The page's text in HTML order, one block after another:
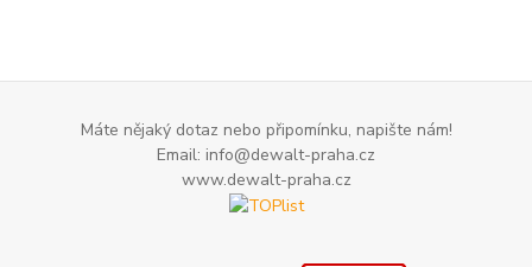
Máte nějaký dotaz nebo připomínku, napište nám!
Email: info@dewalt-praha.cz
www.dewalt-praha.cz